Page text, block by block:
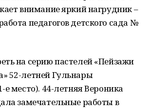
внимание яркий нагрудник –
педагогов детского сада №
на серию пастелей «Пейзажи
52-летней Гульнары
е место). 44-летняя Вероника
замечательные работы в